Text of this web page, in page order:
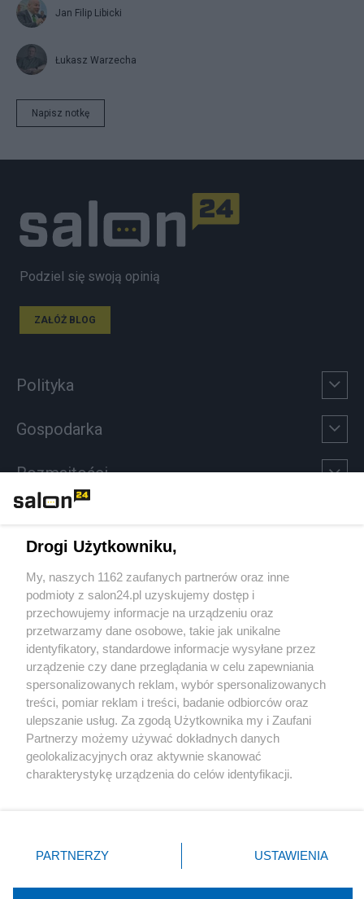
Jan Filip Libicki
Łukasz Warzecha
Napisz notkę
Podziel się swoją opinią
ZAŁÓŻ BLOG
Polityka
Gospodarka
Rozmaitości
Sport
Społeczeństwo
Kultura
X Facebook Instagram Youtube
Drogi Użytkowniku,
My, naszych 1162 zaufanych partnerów oraz inne
podmioty z salon24.pl uzyskujemy dostęp i
przechowujemy informacje na urządzeniu oraz
przetwarzamy dane osobowe, takie jak unikalne
identyfikatory, standardowe informacje wysyłane przez
urządzenie czy dane przeglądania w celu zapewniania
spersonalizowanych reklam, wybór spersonalizowanych
treści, pomiar reklam i treści, badanie odbiorców oraz
ulepszanie usług. Za zgodą Użytkownika my i Zaufani
Partnerzy możemy używać dokładnych danych
geolokalizacyjnych oraz aktywnie skanować
charakterystykę urządzenia do celów identyfikacji.
zmienić/wycofać klikając przycisk ustawień prywatności
znajdujący się w lewym dolnym rogu strony
rodzaje przetwarzania danych nie wymagają zgody
PARTNERZY USTAWIENIA